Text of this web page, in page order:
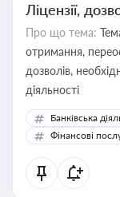
Ліцензії,
Про що тема:
отримання,
дозволів,
діяльності
Банківська
Фінансові